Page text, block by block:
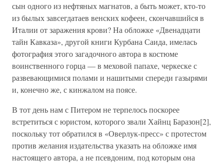
сын одного из нефтяных магнатов, а быть может, кто-то
из былых завсегдатаев венских кофеен, скончавшийся в
Италии от заражения крови? На обложке «Двенадцати
тайн Кавказа», другой книги Курбана Саида, имелась
фотография этого загадочного автора в костюме
воинственного горца — в меховой папахе, черкеске с
развевающимися полами и нашитыми спереди газырями
и, конечно же, с кинжалом на поясе.
В тот день нам с Питером не терпелось поскорее
встретиться с юристом, которого звали Хайнц Баразон[2],
поскольку тот обратился в «Оверлук-пресс» с протестом
против желания издательства указать на обложке имя
настоящего автора, а не псевдоним, под которым она